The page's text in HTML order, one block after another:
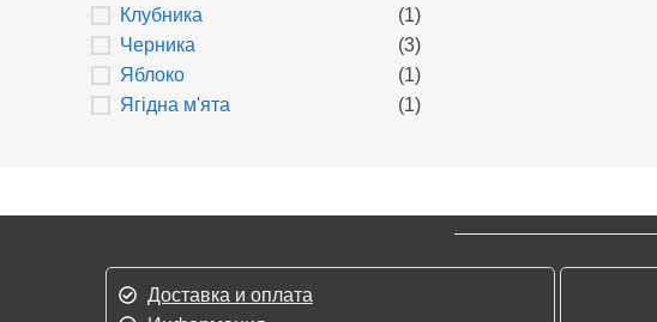
Клубника
(1)
Черника
(3)
Яблоко
(1)
Ягідна м'ята
(1)
Доставка и оплата